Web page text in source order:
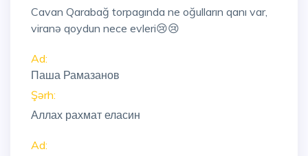
Cavan Qarabağ torpagında ne oğulların qanı var,
viranə qoydun nece evleri😢😢
Ad:
Паша Рамазанов
Şərh:
Аллах рахмат еласин
Ad: